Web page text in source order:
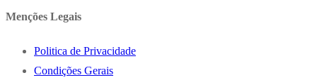
Menções Legais
Politica de Privacidade
Condições Gerais